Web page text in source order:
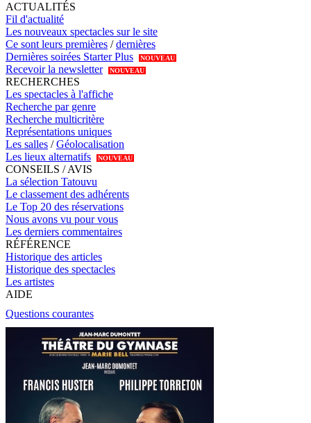
ACTUALITÉS
Fil d'actualité
Les nouveaux spectacles sur le site
Ce sont leurs premières /dernières
Dernières soirées Starter Plus
NOUVEAU
Recevoir la newsletter NOUVEAU
RECHERCHES
Les spectacles à l'affiche
Recherche par genre
Recherche multicritère
Représentations uniques
Les salles /Géolocalisation
Les lieux alternatifs
NOUVEAU
CONSEILS / AVIS
La sélection Tatouvu
Le classement des adhérents
Le Top 20 des réservations
Nous avons vu pour vous
Les derniers commentaires
RÉFÉRENCE
Historique des articles
Historique des spectacles
Les artistes
AIDE
Questions courantes